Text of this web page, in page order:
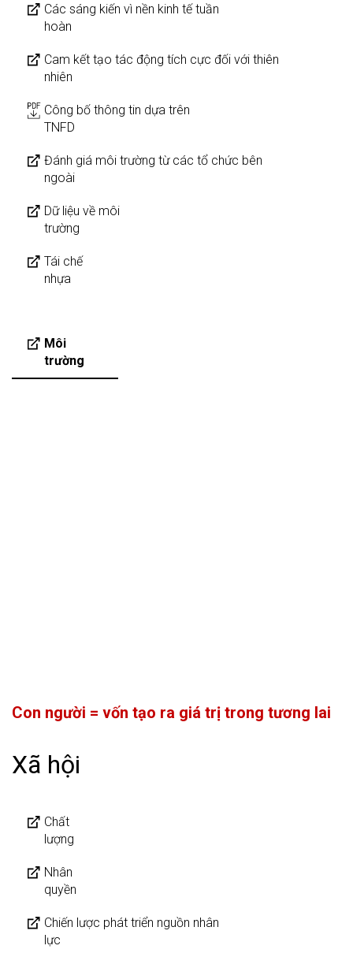
Các sáng kiến vì nền kinh tế tuần
hoàn
Cam kết tạo tác động tích cực đối với thiên
nhiên
Công bố thông tin dựa trên
TNFD
Đánh giá môi trường từ các tổ chức bên
ngoài
Dữ liệu về môi
trường
Tái chế
nhựa
Môi
trường
Con người = vốn tạo ra giá trị trong tương lai
Xã hội
Chất
lượng
Nhân
quyền
Chiến lược phát triển nguồn nhân
lực